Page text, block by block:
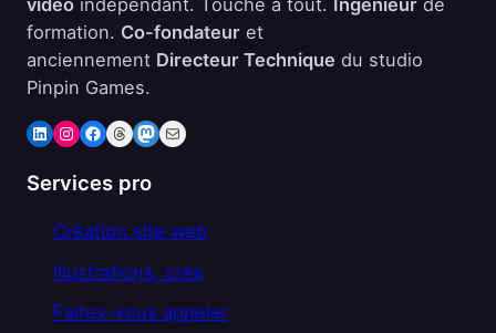
vidéo indépendant. Touche à tout. Ingénieur de
formation. Co-fondateur et
anciennement Directeur Technique du studio
Pinpin Games.
LinkedIn
Instagram Facebook Threads Mastodon E-mail
Services pro
Création site web
Illustrations, créa
Faites-vous appeler